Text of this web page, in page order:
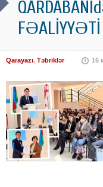
Qarayazı, Təbriklər 16